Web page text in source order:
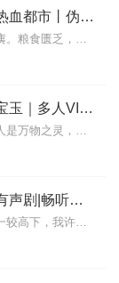
材不错但是又水
听。也就在喜马
，设计的非常人
第九特区丨头陀渊演播丨搞笑热血都市丨伪戒丨VIP免费多人有声剧
【内容简介】灾变过后，大地满目疮痍。粮食匮乏，资源紧俏，局势混乱……一位从待规划区杀出来的青年，背对着漫天黄沙，孤身来到九区谋生，却不曾想偶然结识三五好友，一念...
蛊真人｜大爱仙尊｜热血｜老宝玉｜多人VIP免费有声剧
内容简介【黑暗文反派流封神之作】人是万物之灵，蛊是天地真精。一个穿越者不断重生的故事。一个养蛊、炼蛊、用蛊的奇特世界。配音组（男角色）老宝玉旁白...
大奉打更人丨头陀渊领衔多人有声剧|畅听全集|王鹤棣、田曦薇主演影视剧原著|卖报小郎君
【冒泡有奖】听说杨千幻那厮要与我一较高下，我许七安要开始装叉了！快进入声音播放页戳下方输入框，冒个泡偷偷告诉我，我要用哪些诗词才能胜过他？说得好的，有赏！202...